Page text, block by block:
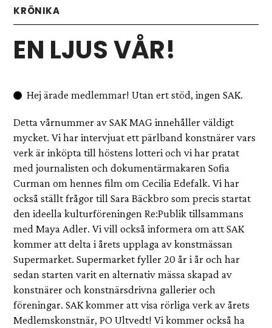
KRÖNIKA
EN LJUS VÅR!
Hej ärade medlemmar! Utan ert stöd, ingen SAK.
Detta vårnummer av SAK MAG innehåller väldigt
mycket. Vi har intervjuat ett pärlband konstnärer vars
verk är inköpta till höstens lotteri och vi har pratat
med journalisten och dokumentärmakaren Sofia
Curman om hennes film om Cecilia Edefalk. Vi har
också ställt frågor till Sara Bäckbro som precis startat
den ideella kulturföreningen Re:Publik tillsammans
med Maya Adler. Vi vill också informera om att SAK
kommer att delta i årets upplaga av konstmässan
Supermarket. Supermarket fyller 20 år i år och har
sedan starten varit en alternativ mässa skapad av
konstnärer och konstnärsdrivna gallerier och
föreningar. SAK kommer att visa rörliga verk av årets
Medlemskonstnär, PO Ultvedt! Vi kommer också ha